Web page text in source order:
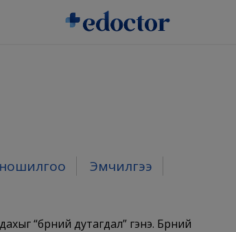
Эмчилгээ
“бөөрний дутагдал” гэнэ. Бөөрний